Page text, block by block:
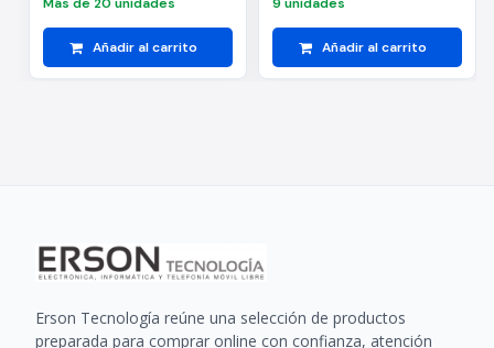
Añadir al carrito Añadir al carrito
Erson Tecnología reúne una selección de productos
preparada para comprar online con confianza, atención